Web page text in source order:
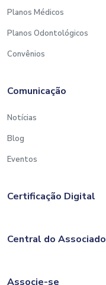
Planos Médicos
Planos Odontológicos
Convênios
Comunicação
Notícias
Blog
Eventos
Certificação Digital
Central do Associado
Associe-se